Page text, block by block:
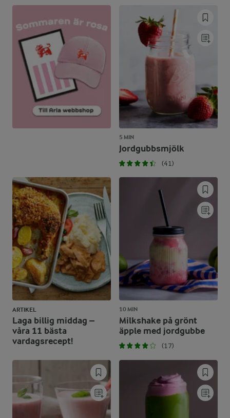
5 MIN
Jordgubbsmjölk
(41)
ARTIKEL
Laga billig middag –
våra 11 bästa
vardagsrecept!
10 MIN
Milkshake på grönt
äpple med jordgubbe
(17)